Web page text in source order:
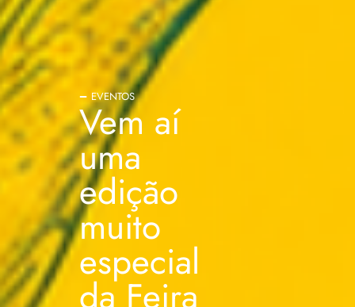
EVENTOS
Vem aí
uma
edição
muito
especial
da Feira